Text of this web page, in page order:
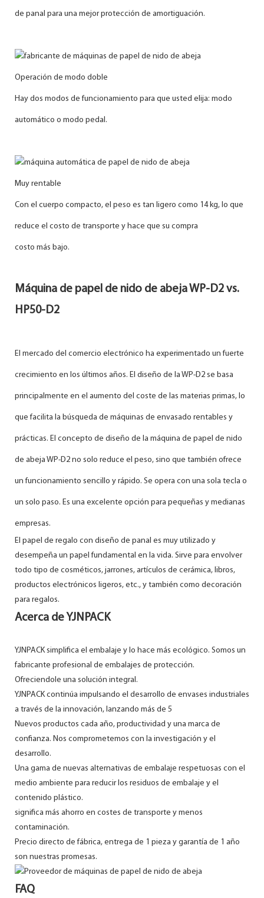
de panal para una mejor protección de amortiguación.
Operación de modo doble
Hay dos modos de funcionamiento para que usted elija: modo
automático o modo pedal.
Muy rentable
Con el cuerpo compacto, el peso es tan ligero como 14 kg, lo que
reduce el costo de transporte y hace que su compra
costo más bajo.
Máquina de papel de nido de abeja WP-D2 vs.
HP50-D2
El mercado del comercio electrónico ha experimentado un fuerte
crecimiento en los últimos años. El diseño de la WP-D2 se basa
principalmente en el aumento del coste de las materias primas, lo
que facilita la búsqueda de máquinas de envasado rentables y
prácticas. El concepto de diseño de la máquina de papel de nido
de abeja WP-D2 no solo reduce el peso, sino que también ofrece
un funcionamiento sencillo y rápido. Se opera con una sola tecla o
un solo paso. Es una excelente opción para pequeñas y medianas
empresas.
El papel de regalo con diseño de panal es muy utilizado y
desempeña un papel fundamental en la vida. Sirve para envolver
todo tipo de cosméticos, jarrones, artículos de cerámica, libros,
productos electrónicos ligeros, etc., y también como decoración
para regalos.
Acerca de YJNPACK
YJNPACK simplifica el embalaje y lo hace más ecológico. Somos un
fabricante profesional de embalajes de protección.
Ofreciendole una solución integral.
YJNPACK continúa impulsando el desarrollo de envases industriales
a través de la innovación, lanzando más de 5
Nuevos productos cada año, productividad y una marca de
confianza. Nos comprometemos con la investigación y el
desarrollo.
Una gama de nuevas alternativas de embalaje respetuosas con el
medio ambiente para reducir los residuos de embalaje y el
contenido plástico.
significa más ahorro en costes de transporte y menos
contaminación.
Precio directo de fábrica, entrega de 1 pieza y garantía de 1 año
son nuestras promesas.
FAQ